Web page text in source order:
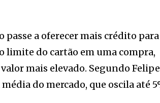
passe a oferecer mais crédito
do cartão em uma compra,
mais elevado. Segundo
do mercado, que oscila até